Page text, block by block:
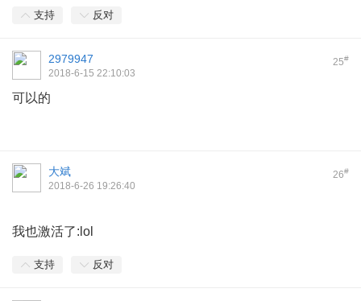
支持 反对
25#
2979947
2018-6-15 22:10:03
可以的
26#
大斌
2018-6-26 19:26:40
我也激活了:lol
支持 反对